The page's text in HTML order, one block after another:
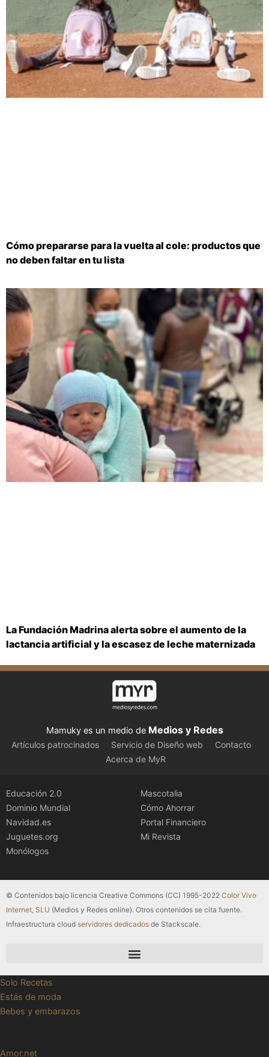
Cómo prepararse para la vuelta al cole: productos que
no deben faltar en tu lista
La Fundación Madrina alerta sobre el aumento de la
lactancia artificial y la escasez de leche maternizada
Mamuky es un medio de Medios y Redes
Artículos patrocinados Servicio de Diseño web
Contacto
Acerca de MyR
Educación 2.0
Dominio Mundial
Navidad.es
Juguetes.org
Monólogos
Mascotalia
Cómo Ahorrar
Portal Financiero
Mi Revista
© Contenidos bajo licencia Creative Commons (CC) 1995-2022 Color Vivo
Internet, SLU (Medios y Redes online). Otros contenidos se cita fuente.
Infraestructura cloud servidores dedicados de Stackscale.
Solo Recetas
Estás de moda
Bebes y embarazos
Amor.net